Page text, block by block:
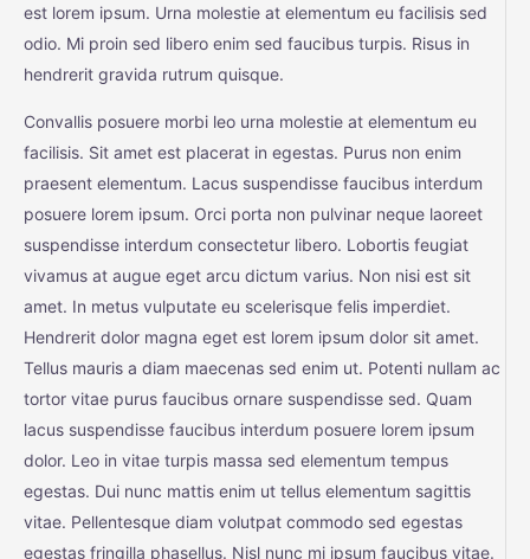
est lorem ipsum. Urna molestie at elementum eu facilisis sed
odio. Mi proin sed libero enim sed faucibus turpis. Risus in
hendrerit gravida rutrum quisque.
Convallis posuere morbi leo urna molestie at elementum eu
facilisis. Sit amet est placerat in egestas. Purus non enim
praesent elementum. Lacus suspendisse faucibus interdum
posuere lorem ipsum. Orci porta non pulvinar neque laoreet
suspendisse interdum consectetur libero. Lobortis feugiat
vivamus at augue eget arcu dictum varius. Non nisi est sit
amet. In metus vulputate eu scelerisque felis imperdiet.
Hendrerit dolor magna eget est lorem ipsum dolor sit amet.
Tellus mauris a diam maecenas sed enim ut. Potenti nullam ac
tortor vitae purus faucibus ornare suspendisse sed. Quam
lacus suspendisse faucibus interdum posuere lorem ipsum
dolor. Leo in vitae turpis massa sed elementum tempus
egestas. Dui nunc mattis enim ut tellus elementum sagittis
vitae. Pellentesque diam volutpat commodo sed egestas
egestas fringilla phasellus. Nisl nunc mi ipsum faucibus vitae.